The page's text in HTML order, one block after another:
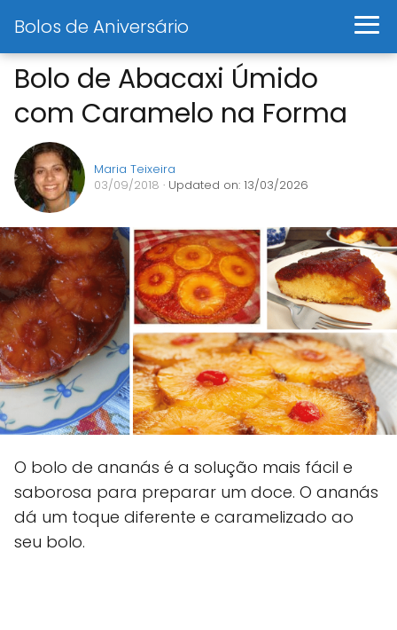
Bolos de Aniversário
Bolo de Abacaxi Úmido
com Caramelo na Forma
Maria Teixeira
03/09/2018 · Updated on: 13/03/2026
O bolo de ananás é a solução mais fácil e
saborosa para preparar um doce. O ananás
dá um toque diferente e caramelizado ao
seu bolo.